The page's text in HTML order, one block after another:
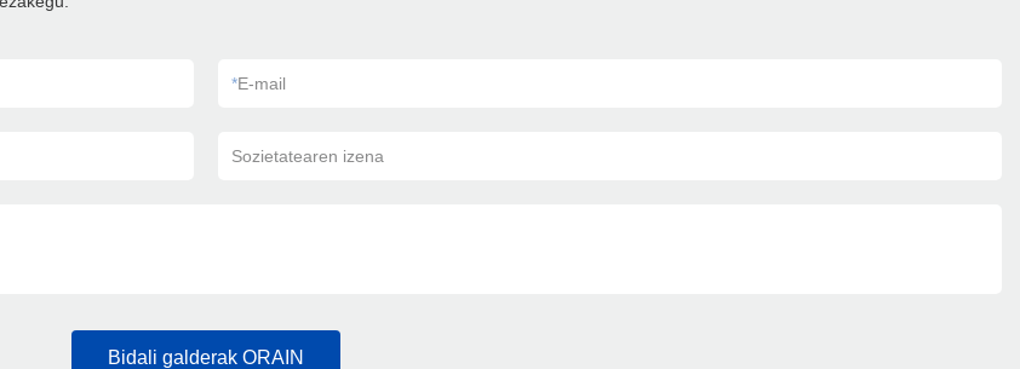
*E-mail
Sozietatearen izena
Bidali galderak ORAIN